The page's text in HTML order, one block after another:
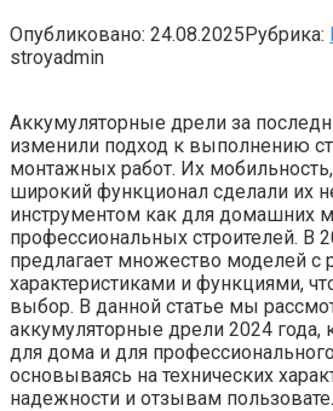
Опубликовано: 24.08.2025Рубрика:
stroyadmin
Аккумуляторные дрели за
изменили подход к выполнению
монтажных работ. Их
широкий функционал сделали их
инструментом как для домашних
профессиональных строителей. В
предлагает множество моделей с
характеристиками и функциями,
выбор. В данной статье мы
аккумуляторные дрели 2024
для дома и для
основываясь на технических
надежности и отзывам